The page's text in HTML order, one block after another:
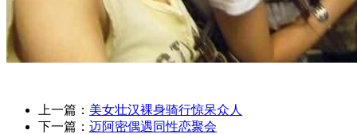
上一篇： 美女壮汉裸身骑行惊呆众人
下一篇： 迈阿密偶遇同性恋聚会